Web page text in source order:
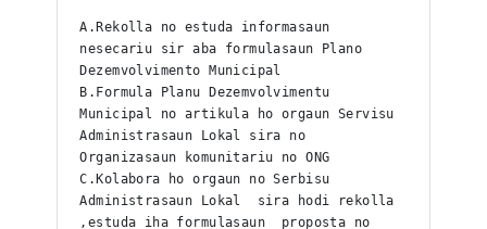
A.Rekolla no estuda informasaun
nesecariu sir aba formulasaun Plano
Dezemvolvimento Municipal
B.Formula Planu Dezemvolvimentu
Municipal no artikula ho orgaun Servisu
Administrasaun Lokal sira no
Organizasaun komunitariu no ONG
C.Kolabora ho orgaun no Serbisu
Administrasaun Lokal  sira hodi rekolla
,estuda iha formulasaun  proposta no